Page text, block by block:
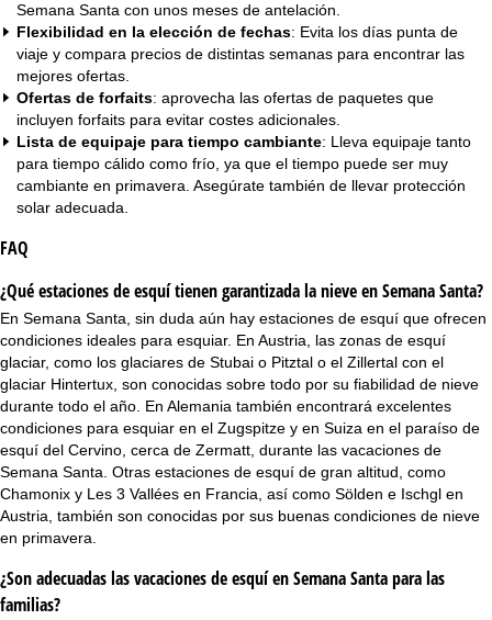
Semana Santa con unos meses de antelación.
Flexibilidad en la elección de fechas: Evita los días punta de
viaje y compara precios de distintas semanas para encontrar las
mejores ofertas.
Ofertas de forfaits: aprovecha las ofertas de paquetes que
incluyen forfaits para evitar costes adicionales.
Lista de equipaje para tiempo cambiante: Lleva equipaje tanto
para tiempo cálido como frío, ya que el tiempo puede ser muy
cambiante en primavera. Asegúrate también de llevar protección
solar adecuada.
FAQ
¿Qué estaciones de esquí tienen garantizada la nieve en Semana Santa?
En Semana Santa, sin duda aún hay estaciones de esquí que ofrecen
condiciones ideales para esquiar. En Austria, las zonas de esquí
glaciar, como los glaciares de Stubai o Pitztal o el Zillertal con el
glaciar Hintertux, son conocidas sobre todo por su fiabilidad de nieve
durante todo el año. En Alemania también encontrará excelentes
condiciones para esquiar en el Zugspitze y en Suiza en el paraíso de
esquí del Cervino, cerca de Zermatt, durante las vacaciones de
Semana Santa. Otras estaciones de esquí de gran altitud, como
Chamonix y Les 3 Vallées en Francia, así como Sölden e Ischgl en
Austria, también son conocidas por sus buenas condiciones de nieve
en primavera.
¿Son adecuadas las vacaciones de esquí en Semana Santa para las
familias?